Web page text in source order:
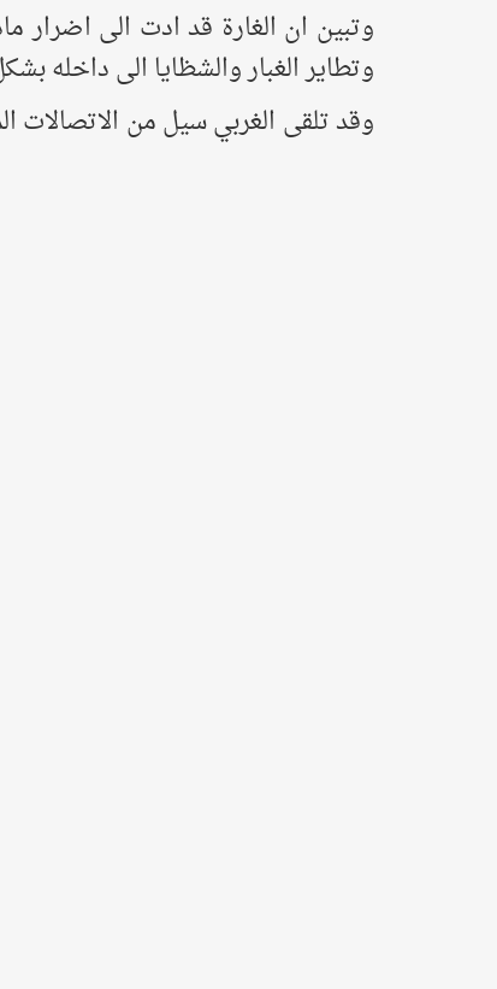
وتبين ان الغارة قد ادت الى اضرار
وتطاير الغبار والشظايا الى داخله
وقد تلقى الغربي سيل من الاتصالات